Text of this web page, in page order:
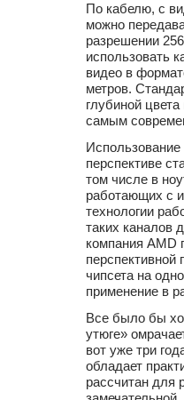
По кабелю, с
можно
разрешении
использовать
видео в
метров.
глубиной
самым
Использование
перспективе
том числе в
работающих с
технологии
таких каналов
компания AMD
чипсета на
применение в
Все было бы
утюге»
вот уже три
обладает
рассчитан для